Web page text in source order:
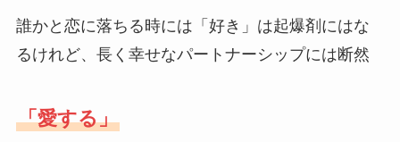
誰かと恋に落ちる時には「好き」は起爆剤にはな
るけれど、長く幸せなパートナーシップには断然
「愛する」